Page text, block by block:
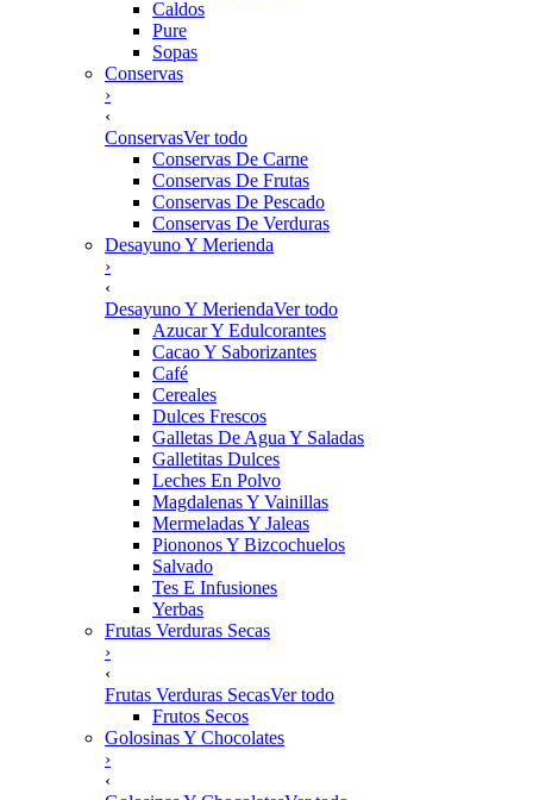
Caldos
Pure
Sopas
Conservas
›
‹
ConservasVer todo
Conservas De Carne
Conservas De Frutas
Conservas De Pescado
Conservas De Verduras
Desayuno Y Merienda
›
‹
Desayuno Y MeriendaVer todo
Azucar Y Edulcorantes
Cacao Y Saborizantes
Café
Cereales
Dulces Frescos
Galletas De Agua Y Saladas
Galletitas Dulces
Leches En Polvo
Magdalenas Y Vainillas
Mermeladas Y Jaleas
Piononos Y Bizcochuelos
Salvado
Tes E Infusiones
Yerbas
Frutas Verduras Secas
›
‹
Frutas Verduras SecasVer todo
Frutos Secos
Golosinas Y Chocolates
›
‹